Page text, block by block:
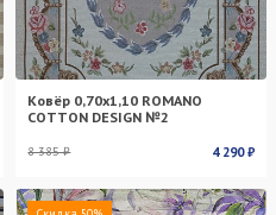
Ковёр 0,70х1,10 ROMANO
COTTON DESIGN №2
8 385 ₽ 4 290 ₽